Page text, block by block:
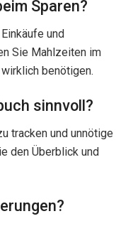
Sparen?
und
Sie Mahlzeiten im
benötigen.
sinnvoll?
tracken und unnötige
den Überblick und